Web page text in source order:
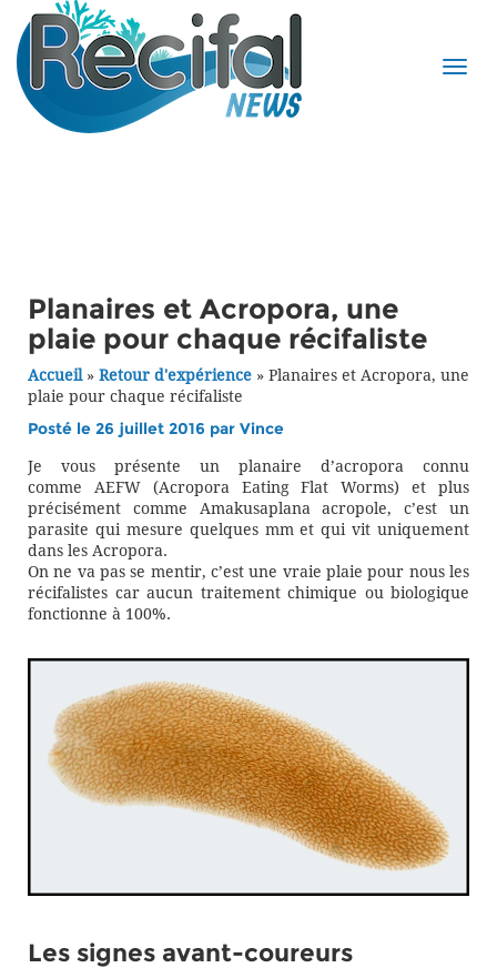
Planaires et Acropora, une
plaie pour chaque récifaliste
Accueil» Retour d'expérience » Planaires et Acropora, une
plaie pour chaque récifaliste
Posté le 26 juillet 2016 par Vince
Je vous présente un planaire d’acropora connu
comme AEFW (Acropora Eating Flat Worms) et plus
précisément comme Amakusaplana acropole, c’est un
parasite qui mesure quelques mm et qui vit uniquement
dans les Acropora.
On ne va pas se mentir, c’est une vraie plaie pour nous les
récifalistes car aucun traitement chimique ou biologique
fonctionne à 100%.
Les signes avant-coureurs